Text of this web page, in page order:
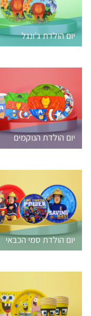
יום הולדת ג'ונגל
יום הולדת הנוקמים
יום הולדת סמי הכבאי